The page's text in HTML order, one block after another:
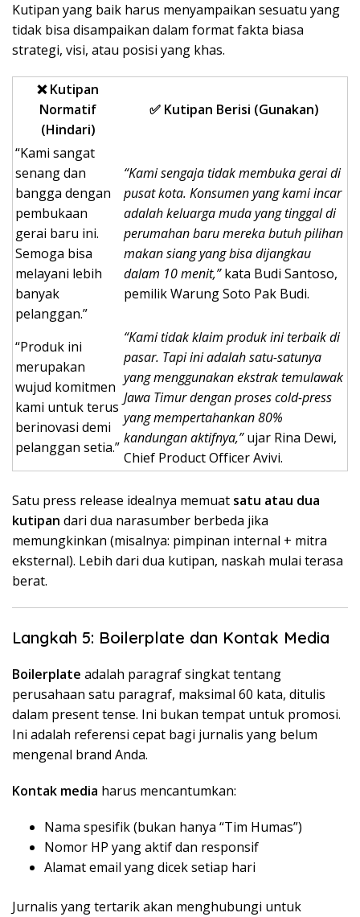
Kutipan yang baik harus menyampaikan sesuatu yang
tidak bisa disampaikan dalam format fakta biasa
strategi, visi, atau posisi yang khas.
❌ Kutipan
Normatif
(Hindari)
✅ Kutipan Berisi (Gunakan)
“Kami sangat
senang dan
bangga dengan
pembukaan
gerai baru ini.
Semoga bisa
melayani lebih
banyak
pelanggan.”
“Kami sengaja tidak membuka gerai di
pusat kota. Konsumen yang kami incar
adalah keluarga muda yang tinggal di
perumahan baru mereka butuh pilihan
makan siang yang bisa dijangkau
dalam 10 menit,”kata Budi Santoso,
pemilik Warung Soto Pak Budi.
“Produk ini
merupakan
wujud komitmen
kami untuk terus
berinovasi demi
pelanggan setia.”
“Kami tidak klaim produk ini terbaik di
pasar. Tapi ini adalah satu-satunya
yang menggunakan ekstrak temulawak
Jawa Timur dengan proses cold-press
yang mempertahankan 80%
kandungan aktifnya,”ujar Rina Dewi,
Chief Product Officer Avivi.
Satu press release idealnya memuat satu atau dua
kutipan dari dua narasumber berbeda jika
memungkinkan (misalnya: pimpinan internal + mitra
eksternal). Lebih dari dua kutipan, naskah mulai terasa
berat.
Langkah 5: Boilerplate dan Kontak Media
Boilerplate adalah paragraf singkat tentang
perusahaan satu paragraf, maksimal 60 kata, ditulis
dalam present tense. Ini bukan tempat untuk promosi.
Ini adalah referensi cepat bagi jurnalis yang belum
mengenal brand Anda.
Kontak media harus mencantumkan:
Nama spesifik (bukan hanya “Tim Humas”)
Nomor HP yang aktif dan responsif
Alamat email yang dicek setiap hari
Jurnalis yang tertarik akan menghubungi untuk